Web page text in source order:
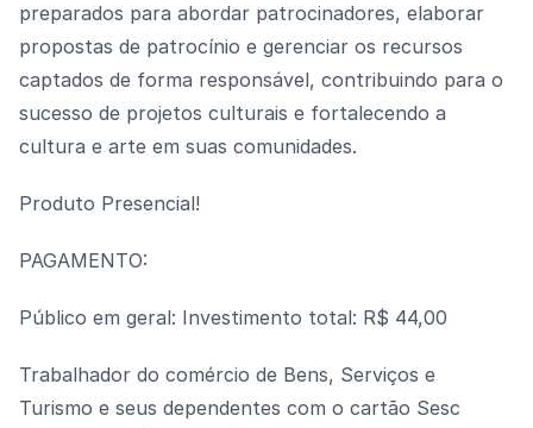
preparados para abordar patrocinadores, elaborar
propostas de patrocínio e gerenciar os recursos
captados de forma responsável, contribuindo para o
sucesso de projetos culturais e fortalecendo a
cultura e arte em suas comunidades.
Produto Presencial!
PAGAMENTO:
Público em geral: Investimento total: R$ 44,00
Trabalhador do comércio de Bens, Serviços e
Turismo e seus dependentes com o cartão Sesc